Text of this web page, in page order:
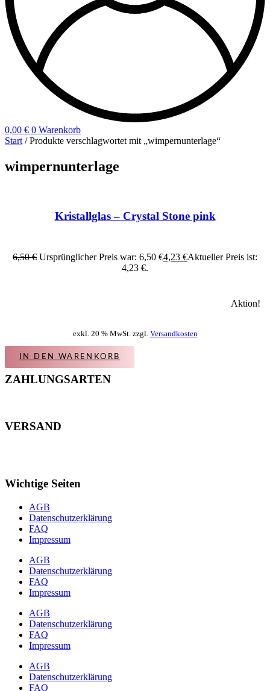
0,00 € 0 Warenkorb
Start / Produkte verschlagwortet mit „wimpernunterlage“
wimpernunterlage
Kristallglas – Crystal Stone pink
6,50€ Ursprünglicher Preis war: 6,50 €4,23 €Aktueller Preis ist:
4,23 €.
Aktion!
exkl. 20 % MwSt. zzgl. Versandkosten
IN DEN WARENKORB
ZAHLUNGSARTEN
VERSAND
Wichtige Seiten
AGB
Datenschutzerklärung
FAQ
Impressum
AGB
Datenschutzerklärung
FAQ
Impressum
AGB
Datenschutzerklärung
FAQ
Impressum
AGB
Datenschutzerklärung
FAQ